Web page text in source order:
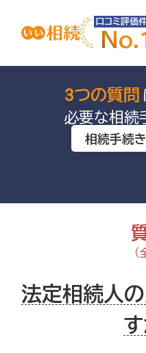
口コミ評価
3つの質問
必要な相続
相続手続き
（
法定相続人